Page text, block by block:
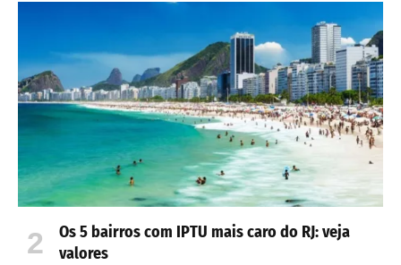
Os 5 bairros com IPTU mais caro do RJ: veja
valores